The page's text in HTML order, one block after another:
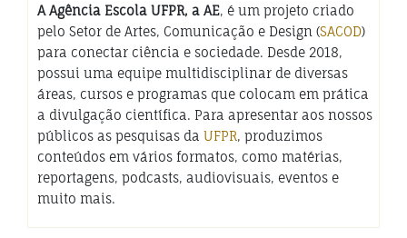
A Agência Escola UFPR, a AE, é um projeto criado
pelo Setor de Artes, Comunicação e Design (SACOD)
para conectar ciência e sociedade. Desde 2018,
possui uma equipe multidisciplinar de diversas
áreas, cursos e programas que colocam em prática
a divulgação científica. Para apresentar aos nossos
públicos as pesquisas da UFPR, produzimos
conteúdos em vários formatos, como matérias,
reportagens, podcasts, audiovisuais, eventos e
muito mais.